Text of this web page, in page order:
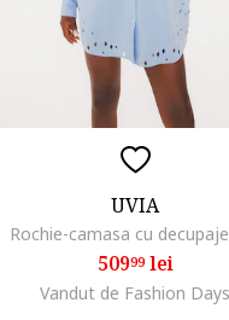
UVIA
50999lei
Vandut de Fashion Days